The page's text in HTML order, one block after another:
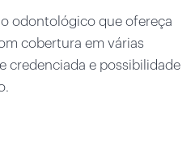
odontológico que ofereça
cobertura em várias
credenciada e possibilidade